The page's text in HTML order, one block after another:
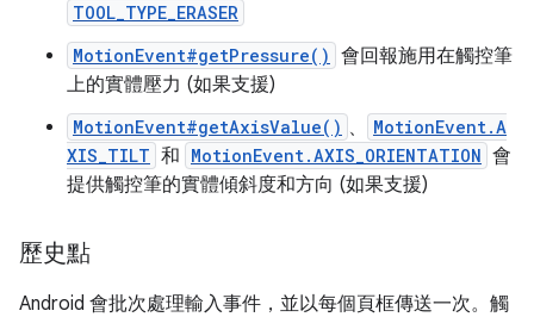
TOOL_TYPE_ERASER
MotionEvent#getPressure() 會回報施用在觸控筆
上的實體壓力 (如果支援)
MotionEvent#getAxisValue() 、
MotionEvent.A
XIS_TILT 和 MotionEvent.AXIS_ORIENTATION 會
提供觸控筆的實體傾斜度和方向 (如果支援)
歷史點
Android 會批次處理輸入事件，並以每個頁框傳送一次。觸